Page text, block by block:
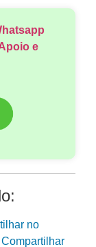
e
no
Compartilhar